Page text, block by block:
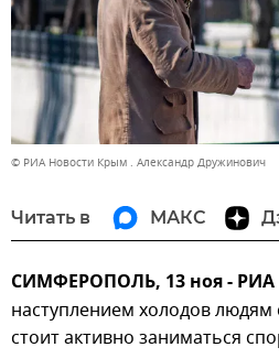
© РИА Новости Крым . Александр Дружинович
Читать в МАКС
СИМФЕРОПОЛЬ, 13 ноя -
наступлением холодов людям
стоит активно заниматься